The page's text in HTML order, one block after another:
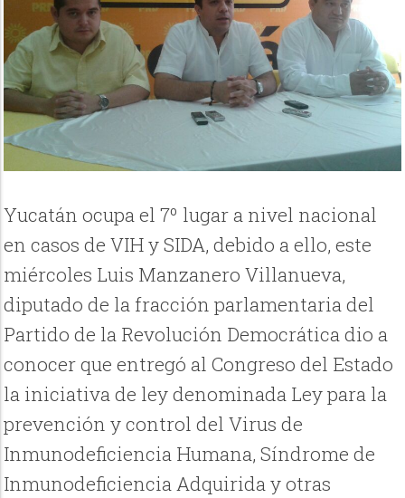
Yucatán ocupa el 7º lugar a nivel nacional
en casos de VIH y SIDA, debido a ello, este
miércoles Luis Manzanero Villanueva,
diputado de la fracción parlamentaria del
Partido de la Revolución Democrática dio a
conocer que entregó al Congreso del Estado
la iniciativa de ley denominada Ley para la
prevención y control del Virus de
Inmunodeficiencia Humana, Síndrome de
Inmunodeficiencia Adquirida y otras